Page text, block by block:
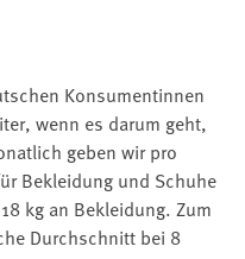
Konsumentinnen
wenn es darum geht,
geben wir pro
Bekleidung und Schuhe
kg an Bekleidung. Zum
Durchschnitt bei 8